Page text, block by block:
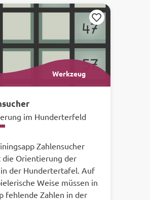
Merken
Werkzeug
im Hunderterfeld
Zahlensucher
Orientierung der
der Hundertertafel. Auf
Weise müssen in
fehlende Zahlen in der